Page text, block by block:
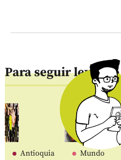
Para seguir leyendo
Antioquia Mundo